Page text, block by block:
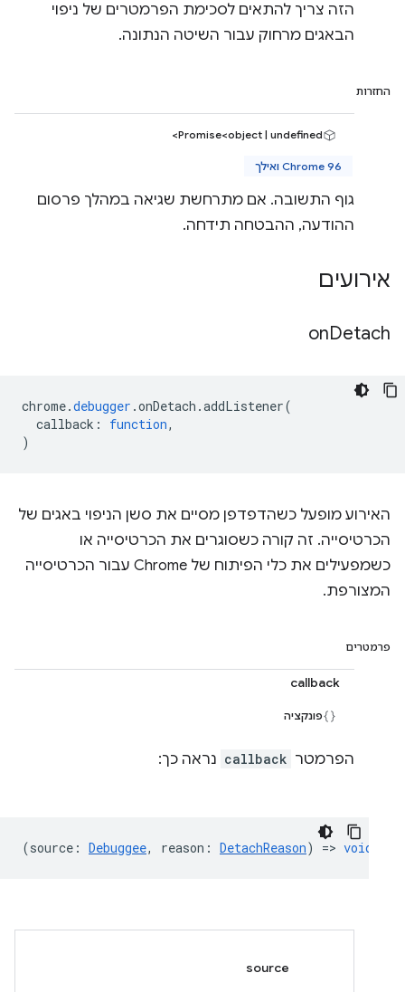
הזה צריך להתאים לסכימת הפרמטרים של ניפוי
הבאגים מרחוק עבור השיטה הנתונה.
החזרות
Promise<object | undefined>
Chrome 96 ואילך
גוף התשובה. אם מתרחשת שגיאה במהלך פרסום
ההודעה, ההבטחה תידחה.
אירועים
onDetach
chrome.debugger .onDetach .addListener(
callback : function,
)
האירוע מופעל כשהדפדפן מסיים את סשן הניפוי באגים של
הכרטיסייה. זה קורה כשסוגרים את הכרטיסייה או
כשמפעילים את כלי הפיתוח של Chrome עבור הכרטיסייה
המצורפת.
פרמטרים
callback
פונקציה
הפרמטר callback נראה כך:
(source : Debuggee, reason : DetachReason) => void
source